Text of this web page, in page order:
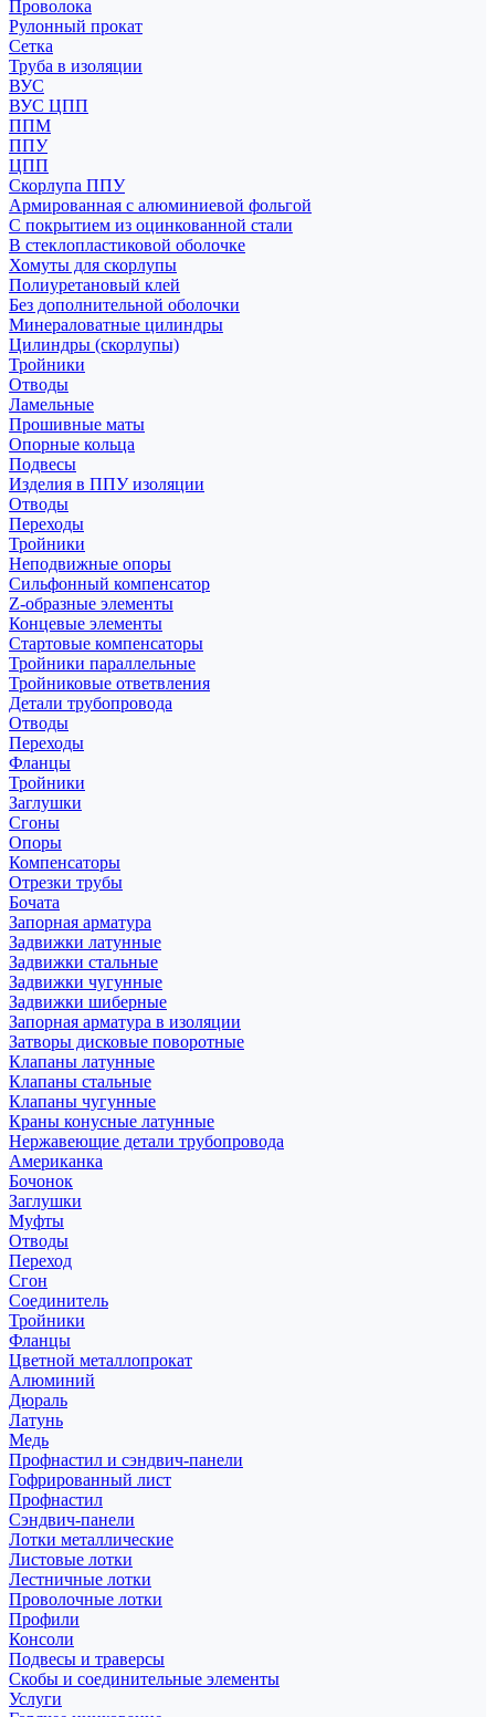
Проволока
Рулонный прокат
Сетка
Труба в изоляции
ВУС
ВУС ЦПП
ППМ
ППУ
ЦПП
Скорлупа ППУ
Армированная с алюминиевой фольгой
С покрытием из оцинкованной стали
В стеклопластиковой оболочке
Хомуты для скорлупы
Полиуретановый клей
Без дополнительной оболочки
Минераловатные цилиндры
Цилиндры (скорлупы)
Тройники
Отводы
Ламельные
Прошивные маты
Опорные кольца
Подвесы
Изделия в ППУ изоляции
Отводы
Переходы
Тройники
Неподвижные опоры
Cильфонный компенсатор
Z-образные элементы
Концевые элементы
Стартовые компенсаторы
Тройники параллельные
Тройниковые ответвления
Детали трубопровода
Отводы
Переходы
Фланцы
Тройники
Заглушки
Сгоны
Опоры
Компенсаторы
Отрезки трубы
Бочата
Запорная арматура
Задвижки латунные
Задвижки стальные
Задвижки чугунные
Задвижки шиберные
Запорная арматура в изоляции
Затворы дисковые поворотные
Клапаны латунные
Клапаны стальные
Клапаны чугунные
Краны конусные латунные
Нержавеющие детали трубопровода
Американка
Бочонок
Заглушки
Муфты
Отводы
Переход
Сгон
Соединитель
Тройники
Фланцы
Цветной металлопрокат
Алюминий
Дюраль
Латунь
Медь
Профнастил и сэндвич-панели
Гофрированный лист
Профнастил
Сэндвич-панели
Лотки металлические
Листовые лотки
Лестничные лотки
Проволочные лотки
Профили
Консоли
Подвесы и траверсы
Скобы и соединительные элементы
Услуги